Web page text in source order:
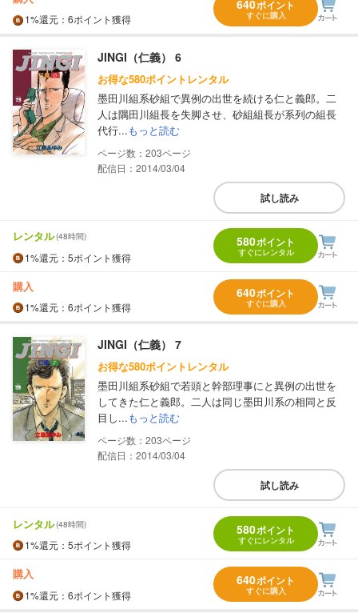
1%還元 ：6ポイント獲得
640ポイント
すぐに購入
JINGI（仁義） 6
お得な580ポイントレンタル
墨田川組系砂組で異例の出世を続ける仁と義郎。二
人は隅田川組長を失脚させ、砂組組長が系列の組長
代行...もっと読む
203
配信日：2014/03/04
試し読み
レンタル(48時間)
1%還元 ：5ポイント獲得
580ポイント
すぐにレンタル
購入
1%還元 ：6ポイント獲得
640ポイント
すぐに購入
JINGI（仁義） 7
お得な580ポイントレンタル
墨田川組系砂組で若頭と幹部理事にと異例の出世を
してきた仁と義郎。二人は同じ墨田川系の相同と反
目し...もっと読む
203
配信日：2014/03/04
試し読み
レンタル(48時間)
1%還元 ：5ポイント獲得
580ポイント
すぐにレンタル
購入
1%還元 ：6ポイント獲得
640ポイント
すぐに購入